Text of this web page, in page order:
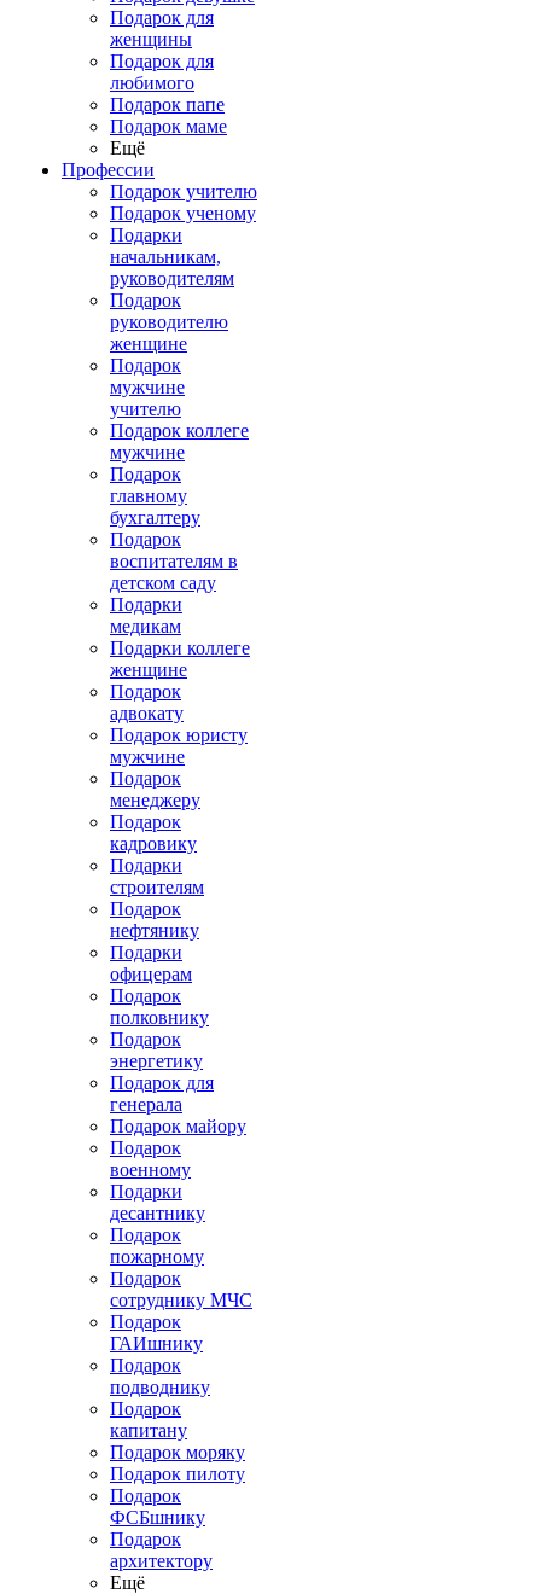
Подарок для
женщины
Подарок для
любимого
Подарок папе
Подарок маме
Ещё
Профессии
Подарок учителю
Подарок ученому
Подарки
начальникам,
руководителям
Подарок
руководителю
женщине
Подарок
мужчине
учителю
Подарок коллеге
мужчине
Подарок
главному
бухгалтеру
Подарок
воспитателям в
детском саду
Подарки
медикам
Подарки коллеге
женщине
Подарок
адвокату
Подарок юристу
мужчине
Подарок
менеджеру
Подарок
кадровику
Подарки
строителям
Подарок
нефтянику
Подарки
офицерам
Подарок
полковнику
Подарок
энергетику
Подарок для
генерала
Подарок майору
Подарок
военному
Подарки
десантнику
Подарок
пожарному
Подарок
сотруднику МЧС
Подарок
ГАИшнику
Подарок
подводнику
Подарок
капитану
Подарок моряку
Подарок пилоту
Подарок
ФСБшнику
Подарок
архитектору
Ещё